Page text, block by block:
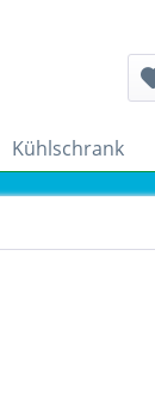
Kühlschrank